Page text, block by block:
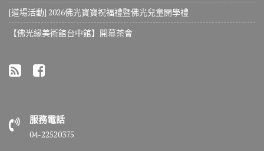
[道場活動] 2026佛光寶寶祝福禮暨佛光兒童開學禮
【佛光緣美術館台中館】開幕茶會
服務電話
04-22520375